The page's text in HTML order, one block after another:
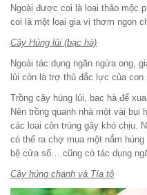
Ngoài được coi là loại thảo mộc
coi là một loại gia vị thơm ngon
Cây Húng lủi (bạc hà)
Ngoài tác dụng ngăn ngừa ong,
lủi còn là trợ thủ đắc lực của con
Trồng cây húng lủi, bạc hà để
Nên trồng quanh nhà một vài bụi
các loại côn trùng gây khó chịu.
có thể ra chợ mua một nắm
bệ cửa sổ… cũng có tác dụng
Cây húng chanh và Tía tô